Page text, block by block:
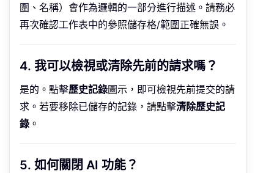
圍、名稱）會作為邏輯的一部分進行描述。請務必
再次確認工作表中的參照儲存格/範圍正確無誤。
4. 我可以檢視或清除先前的請求嗎？
是的。點擊歷史記錄圖示，即可檢視先前提交的請
求。若要移除已儲存的記錄，請點擊清除歷史記
錄 。
5. 如何關閉 AI 功能？